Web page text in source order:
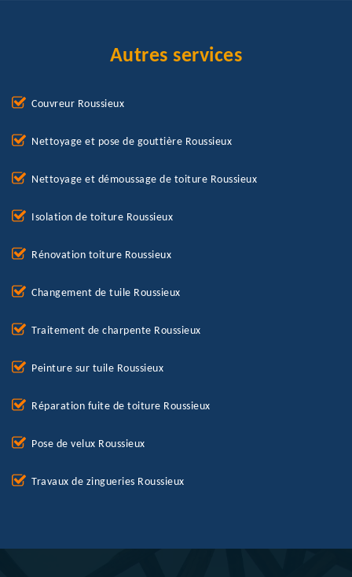
Autres services
Couvreur Roussieux
Nettoyage et pose de gouttière Roussieux
Nettoyage et démoussage de toiture Roussieux
Isolation de toiture Roussieux
Rénovation toiture Roussieux
Changement de tuile Roussieux
Traitement de charpente Roussieux
Peinture sur tuile Roussieux
Réparation fuite de toiture Roussieux
Pose de velux Roussieux
Travaux de zingueries Roussieux